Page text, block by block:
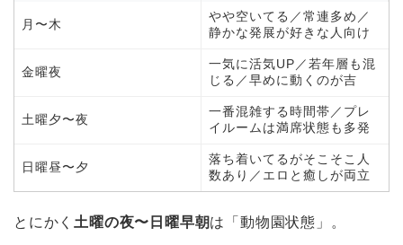
月〜木
やや空いてる／常連多め／
静かな発展が好きな人向け
金曜夜
一気に活気UP／若年層も混
じる／早めに動くのが吉
土曜夕〜夜
一番混雑する時間帯／プレ
イルームは満席状態も多発
日曜昼〜夕
落ち着いてるがそこそこ人
数あり／エロと癒しが両立
とにかく 土曜の夜〜日曜早朝は「動物園状態」。